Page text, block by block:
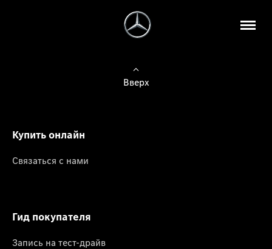
Вверх
Купить онлайн
Связаться с нами
Гид покупателя
Запись на тест-драйв